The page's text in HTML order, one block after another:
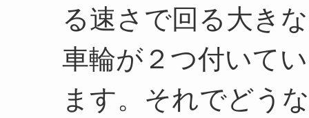
る速さで回る大きな
車輪が２つ付いてい
ます。それでどう